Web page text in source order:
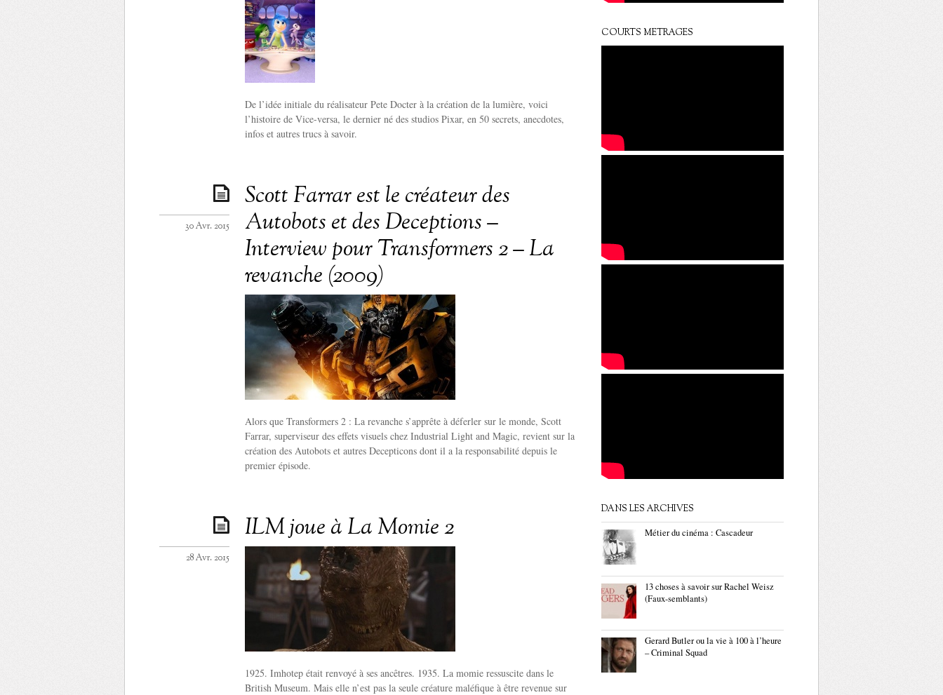
De l’idée initiale du réalisateur Pete Docter à la création de la lumière, voici
l’histoire de Vice-versa, le dernier né des studios Pixar, en 50 secrets, anecdotes,
infos et autres trucs à savoir.
Scott Farrar est le créateur des
Autobots et des Deceptions –
Interview pour Transformers 2 – La
revanche (2009)
30 Avr. 2015
Alors que Transformers 2 : La revanche s’apprête à déferler sur le monde, Scott
Farrar, superviseur des effets visuels chez Industrial Light and Magic, revient sur la
création des Autobots et autres Decepticons dont il a la responsabilité depuis le
premier épisode.
ILM joue à La Momie 2
28 Avr. 2015
1925. Imhotep était renvoyé à ses ancêtres. 1935. La momie ressuscite dans le
British Museum. Mais elle n’est pas la seule créature maléfique à être revenue sur
COURTS METRAGES
DANS LES ARCHIVES
Métier du cinéma : Cascadeur
13 choses à savoir sur Rachel Weisz
(Faux-semblants)
Gerard Butler ou la vie à 100 à l’heure
– Criminal Squad